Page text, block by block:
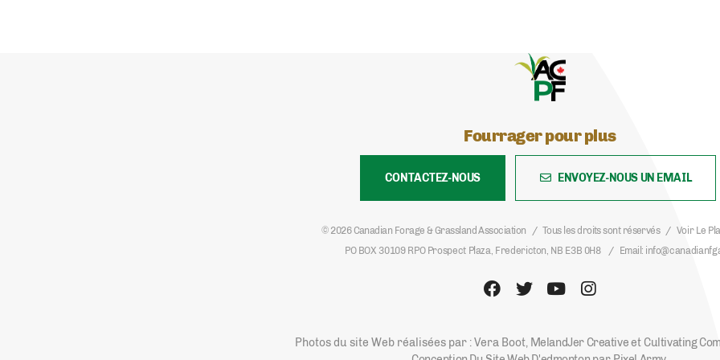
Fourrager pour plus
CONTACTEZ-NOUS ENVOYEZ-NOUS UN EMAIL
© 2026 Canadian Forage & Grassland Association Tous les droits sont réservés
Voir Le
PO BOX 30109 RPO Prospect Plaza, Fredericton, NB E3B 0H8
Email
Photos du site Web réalisées par : Vera Boot, MelandJer Creativeet Cultivating